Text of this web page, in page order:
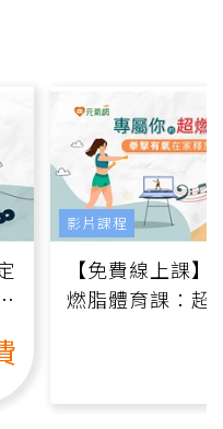
【免費線上課
燃脂體育課：超
影片課程